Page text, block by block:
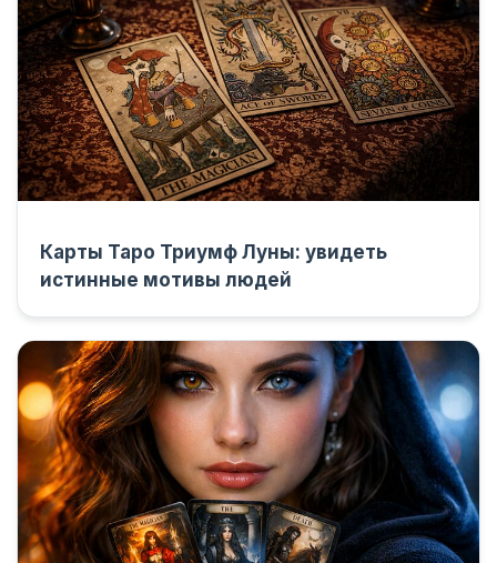
Карты Таро Триумф Луны: увидеть
истинные мотивы людей